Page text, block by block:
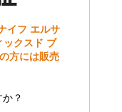
イフ エルサ
ックスド ブ
方には販売
？